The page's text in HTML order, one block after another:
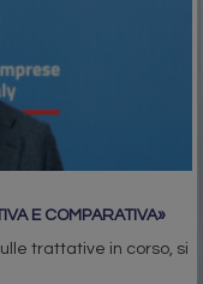
E COMPARATIVA»
trattative in corso, si